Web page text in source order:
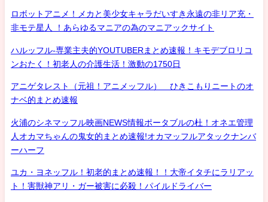
ロボットアニメ！メカと美少女キャラだいすき永遠の非リア充・
非モテ星人 ！あらゆるマニアの為のマニアックサイト
ハルッフル-専業主夫的YOUTUBERまとめ速報！キモデブロリコ
ンおたく！初老人の介護生活！激動の1750日
アニゲタレスト（元祖！アニメッフル） ひきこもりニートのオ
ナベ的まとめ速報
火浦のシネマッフル映画NEWS情報ポータブルの杜！オネエ管理
人オカマちゃんの鬼女的まとめ速報!オカマッフルアタックナンバ
ーハーフ
ユカ・ヨネッフル！初老的まとめ速報！！大帝イタチにラリアッ
ト！害獣神アリ・ガー被害に必殺！パイルドライバー